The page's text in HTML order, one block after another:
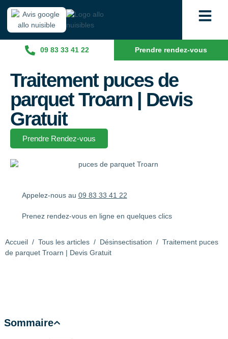
09 83 33 41 22 Prendre rendez-vous
Traitement puces de
parquet Troarn | Devis
Gratuit
Prendre Rendez-vous
Appelez-nous au 09 83 33 41 22
Prenez rendez-vous en ligne en quelques clics
Accueil / Tous les articles / Désinsectisation / Traitement puces
de parquet Troarn | Devis Gratuit
Sommaire